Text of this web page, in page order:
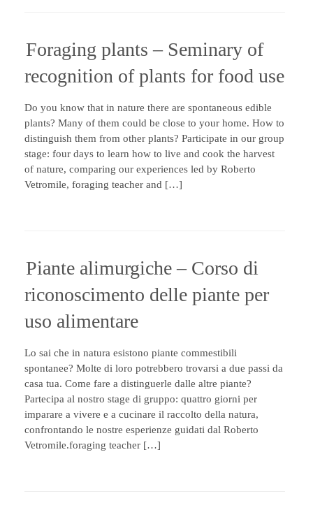
Foraging plants – Seminary of
recognition of plants for food use
Do you know that in nature there are spontaneous edible
plants? Many of them could be close to your home. How to
distinguish them from other plants? Participate in our group
stage: four days to learn how to live and cook the harvest
of nature, comparing our experiences led by Roberto
Vetromile, foraging teacher and […]
Piante alimurgiche – Corso di
riconoscimento delle piante per
uso alimentare
Lo sai che in natura esistono piante commestibili
spontanee? Molte di loro potrebbero trovarsi a due passi da
casa tua. Come fare a distinguerle dalle altre piante?
Partecipa al nostro stage di gruppo: quattro giorni per
imparare a vivere e a cucinare il raccolto della natura,
confrontando le nostre esperienze guidati dal Roberto
Vetromile.foraging teacher […]